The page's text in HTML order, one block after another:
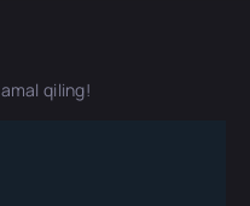
amal qiling!